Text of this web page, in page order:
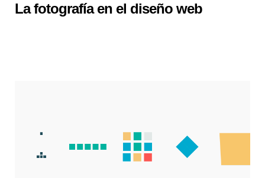
La fotografía en el diseño web